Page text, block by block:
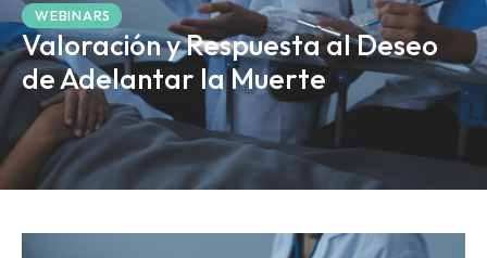
WEBINARS
Valoración y Respuesta al Deseo
de Adelantar la Muerte